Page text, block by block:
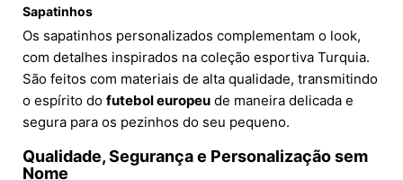
Sapatinhos
Os sapatinhos personalizados complementam o look,
com detalhes inspirados na coleção esportiva Turquia.
São feitos com materiais de alta qualidade, transmitindo
o espírito do futebol europeu de maneira delicada e
segura para os pezinhos do seu pequeno.
Qualidade, Segurança e Personalização sem
Nome